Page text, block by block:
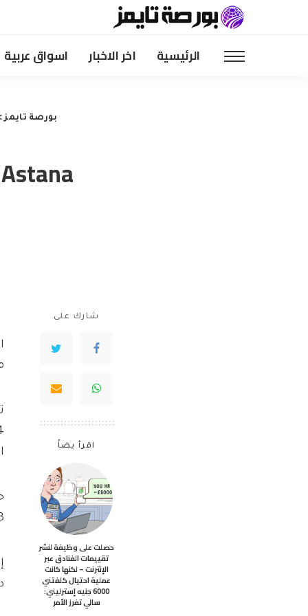
الرئيسية اخر الاخبار اسواق عربية
بورصة تايمز
شارك على
اقرأ يضاً
حصلت على وظيفة لنشر
تقييمات الفنادق عبر
الإنترنت – لكنها كانت
عملية احتيال كلفتني
6000 جنيه إسترليني:
سالي تفرز الأمر
2023